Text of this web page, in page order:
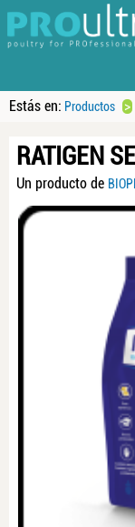
Estás en: Productos >
RATIGEN
Un producto de